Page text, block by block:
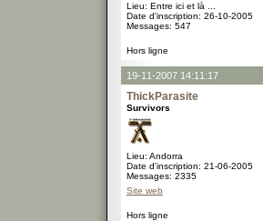
Lieu: Entre ici et là ...
Date d'inscription: 26-10-2005
Messages: 547
Hors ligne
19-11-2007 14:11:17
ThickParasite
Survivors
Lieu: Andorra
Date d'inscription: 21-06-2005
Messages: 2335
Site web
Hors ligne